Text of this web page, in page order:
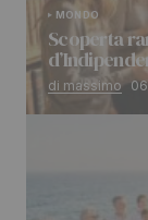
MONDO
Scoperta
di massimo